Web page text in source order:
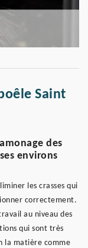
Saint
des
environs
les crasses qui
correctement.
au niveau des
qui sont très
la matière comme